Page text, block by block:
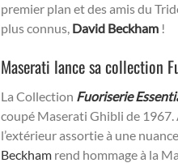
premier plan et des amis du
plus connus, David Beckham !
Maserati lance sa collection
La Collection Fuoriserie
coupé Maserati Ghibli de
l’extérieur assortie à une
Beckham rend hommage à la